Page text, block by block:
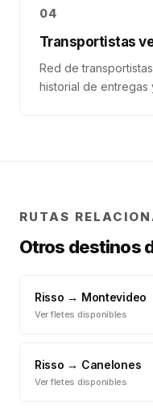
04
Transportistas
Red de
historial de entregas
RUTAS
Otros destinos
Risso → Montevideo
Ver fletes disponibles
Risso → Canelones
Ver fletes disponibles